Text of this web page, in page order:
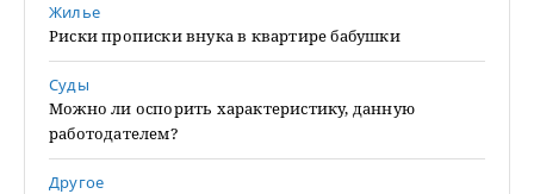
Жилье
Риски прописки внука в квартире бабушки
Суды
Можно ли оспорить характеристику, данную
работодателем?
Другое